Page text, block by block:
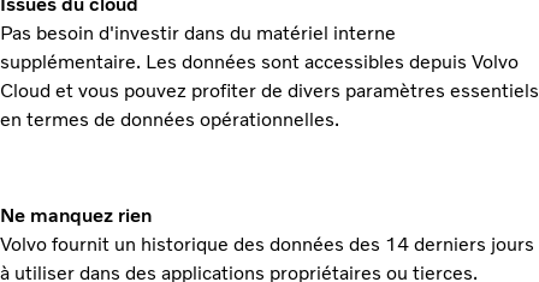
Pas besoin d'investir dans du matériel interne
supplémentaire. Les données sont accessibles depuis Volvo
Cloud et vous pouvez profiter de divers paramètres essentiels
en termes de données opérationnelles.
Ne manquez rien
Volvo fournit un historique des données des 14 derniers jours
à utiliser dans des applications propriétaires ou tierces.